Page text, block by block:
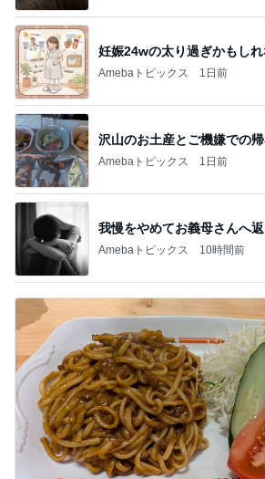
妊娠24wの太り過ぎかもし
Amebaトピックス 1日前
沢山のお土産とご機嫌での
Amebaトピックス 1日前
我慢をやめてお義母さんへ
Amebaトピックス 10時間前